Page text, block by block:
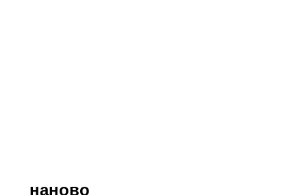
наново